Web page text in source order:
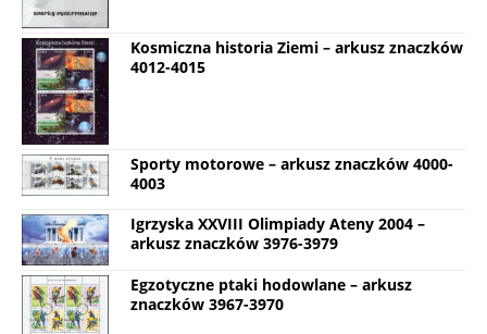
Kosmiczna historia Ziemi – arkusz znaczków
4012-4015
Sporty motorowe – arkusz znaczków 4000-
4003
Igrzyska XXVIII Olimpiady Ateny 2004 –
arkusz znaczków 3976-3979
Egzotyczne ptaki hodowlane – arkusz
znaczków 3967-3970